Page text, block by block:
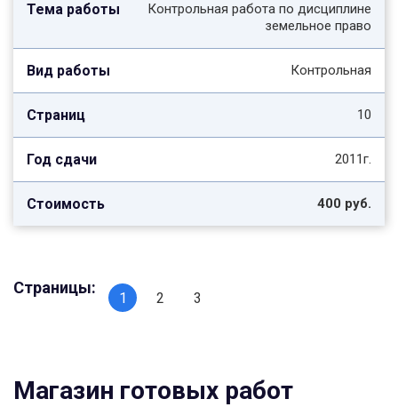
Контрольная работа по дисциплине
земельное право
Контрольная
10
2011г.
400 руб.
Страницы:
1 2 3
Магазин готовых работ